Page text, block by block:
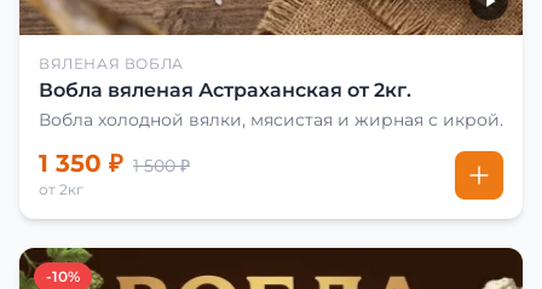
ВЯЛЕНАЯ ВОБЛА
Вобла вяленая Астраханская от 2кг.
Вобла холодной вялки, мясистая и жирная с икрой.
1 350 ₽ 1 500 ₽
от 2кг
-10%